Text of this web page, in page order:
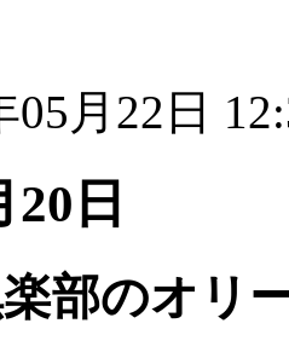
05月22日
20日
部のオリ